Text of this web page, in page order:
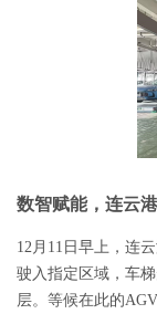
数智赋能，连云
12月11日早上，连
驶入指定区域，车
层。等候在此的